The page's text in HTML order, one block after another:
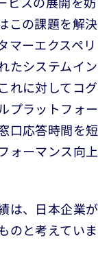
ビスの展開を妨
この課題を解決
マーエクスペリ
たシステムイン
れに対してコグ
プラットフォー
口応答時間を短
ォーマンス向上
は、日本企業が
のと考えていま